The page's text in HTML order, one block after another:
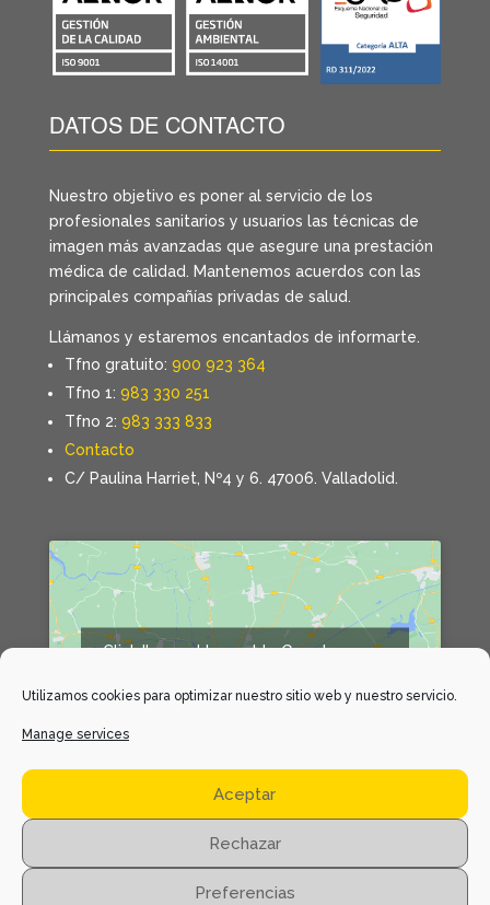
Utilizamos cookies para optimizar nuestro sitio web y nuestro servicio.
Manage services
Aceptar
Rechazar
Preferencias
DATOS DE CONTACTO
Nuestro objetivo es poner al servicio de los
profesionales sanitarios y usuarios las técnicas de
imagen más avanzadas que asegure una prestación
médica de calidad. Mantenemos acuerdos con las
principales compañías privadas de salud.
Llámanos y estaremos encantados de informarte.
Tfno gratuito: 900 923 364
Tfno 1: 983 330 251
Tfno 2: 983 333 833
Contacto
C/ Paulina Harriet, Nº4 y 6. 47006. Valladolid.
Click 'I agree' to enable Google maps